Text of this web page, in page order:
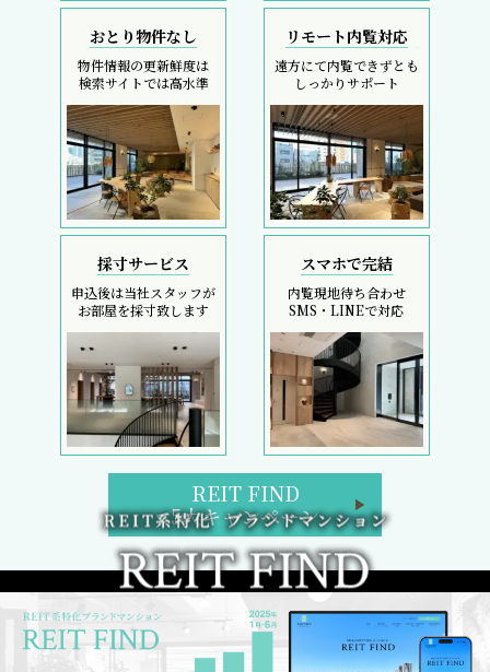
おとり物件なし
物件情報の更新鮮度は
検索サイトでは高水準
リモート内覧対応
遠方にて内覧できずとも
しっかりサポート
採寸サービス
申込後は当社スタッフが
お部屋を採寸致します
スマホで完結
内覧現地待ち合わせ
SMS・LINEで対応
REIT FIND
5大キャンペーン